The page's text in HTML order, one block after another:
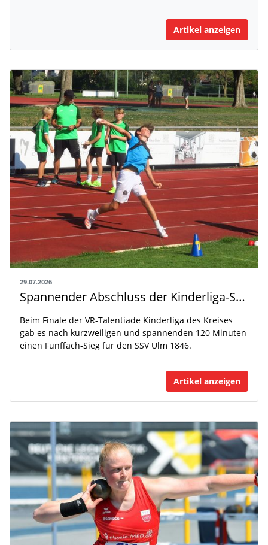
Artikel anzeigen
29.07.2026
Spannender Abschluss der Kinderliga-Saison
Beim Finale der VR-Talentiade Kinderliga des Kreises
gab es nach kurzweiligen und spannenden 120 Minuten
einen Fünffach-Sieg für den SSV Ulm 1846.
Artikel anzeigen